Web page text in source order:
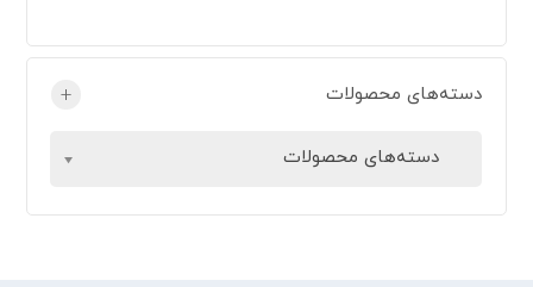
دسته‌های محصولات +
دسته‌های محصولات